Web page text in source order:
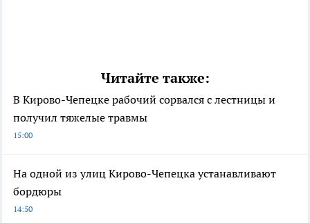
Читайте также:
В Кирово-Чепецке рабочий сорвался с лестницы и
получил тяжелые травмы
15:00
На одной из улиц Кирово-Чепецка устанавливают
бордюры
14:50